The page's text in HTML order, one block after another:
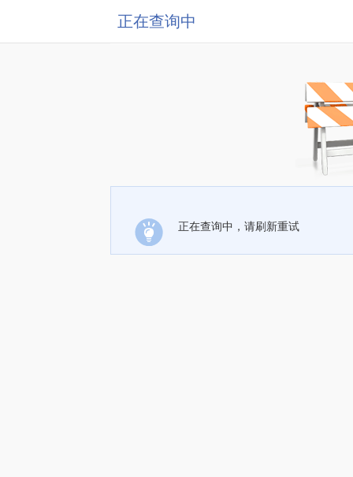
正在查询中
正在查询中，请刷新重试